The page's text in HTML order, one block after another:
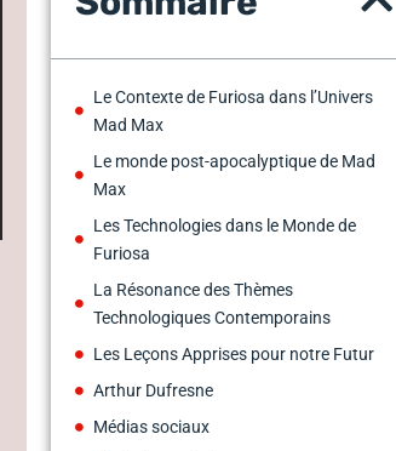
Le Contexte de Furiosa dans l’Univers
Mad Max
Le monde post-apocalyptique de Mad
Max
Les Technologies dans le Monde de
Furiosa
La Résonance des Thèmes
Technologiques Contemporains
Les Leçons Apprises pour notre Futur
Arthur Dufresne
Médias sociaux